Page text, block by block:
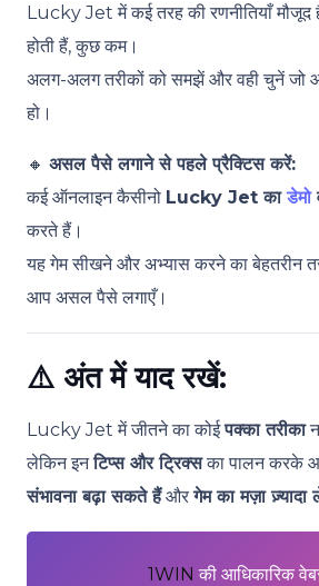
Lucky Jet में कई तरह की रणनीतियाँ मौजूद
होती हैं, कुछ कम।
अलग-अलग तरीकों को समझें और वही चुनें जो
हो।
🔸 असल पैसे लगाने से पहले प्रैक्टिस करें:
कई ऑनलाइन कैसीनो Lucky Jet काडेमो
करते हैं।
यह गेम सीखने और अभ्यास करने का बेहतरीन
आप असल पैसे लगाएँ।
⚠️ अंत में याद रखें:
Lucky Jet में जीतने का कोईपक्का तरीका
लेकिन इनटिप्स और ट्रिक्सका पालन करके
संभावना बढ़ा सकते हैंऔरगेम का मज़ा
1WIN की आधिकारिक